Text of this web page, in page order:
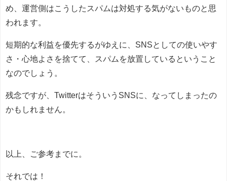
め、運営側はこうしたスパムは対処する気がないものと思
われます。
短期的な利益を優先するがゆえに、SNSとしての使いやす
さ・心地よさを捨てて、スパムを放置しているということ
なのでしょう。
残念ですが、TwitterはそういうSNSに、なってしまったの
かもしれません。
以上、ご参考までに。
それでは！